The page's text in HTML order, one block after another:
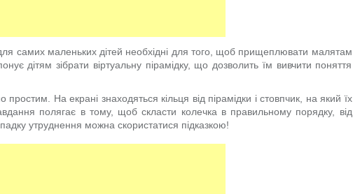
для самих маленьких дітей необхідні для того, щоб прищеплювати малятам
дітям зібрати віртуальну пірамідку, що дозволить їм вивчити поняття
На екрані знаходяться кільця від пірамідки і стовпчик, на який їх
полягає в тому, щоб скласти колечка в правильному порядку, від
утруднення можна скористатися підказкою!